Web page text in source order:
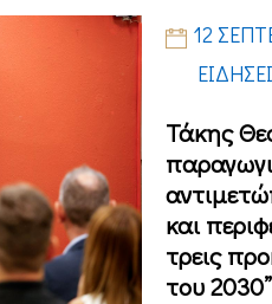
12
Τάκης
και
τρεις
του 2030”